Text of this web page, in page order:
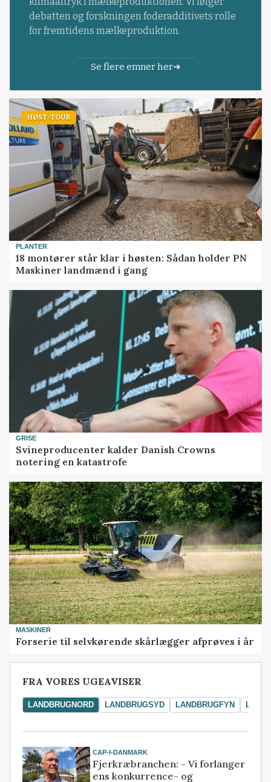
debatten og forskningen foderadditivets rolle
for fremtidens mælkeproduktion.
Se flere emner her
HØST-TOUR
PLANTER
18 montører står klar i høsten: Sådan holder PN
Maskiner landmænd i gang
GRISE
Svineproducenter kalder Danish Crowns
notering en katastrofe
MASKINER
Forserie til selvkørende skårlægger afprøves i år
FRA VORES UGEAVISER
LANDBRUGNORD LANDBRUGSYD LANDBRUGFYN
CAP-I-DANMARK
Fjerkræbranchen: - Vi forlanger
ens konkurrence- og